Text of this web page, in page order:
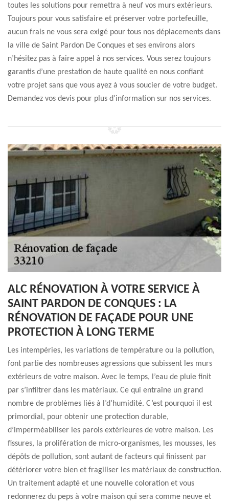
toutes les solutions pour remettra à neuf vos murs extérieurs.
Toujours pour vous satisfaire et préserver votre portefeuille,
aucun frais ne vous sera exigé pour tous nos déplacements dans
la ville de Saint Pardon De Conques et ses environs alors
n’hésitez pas à faire appel à nos services. Vous serez toujours
garantis d’une prestation de haute qualité en nous confiant
votre projet sans que vous ayez à vous soucier de votre budget.
Demandez vos devis pour plus d’information sur nos services.
ALC RÉNOVATION À VOTRE SERVICE À
SAINT PARDON DE CONQUES : LA
RÉNOVATION DE FAÇADE POUR UNE
PROTECTION À LONG TERME
Les intempéries, les variations de température ou la pollution,
font partie des nombreuses agressions que subissent les murs
extérieurs de votre maison. Avec le temps, l’eau de pluie finit
par s’infiltrer dans les matériaux. Ce qui entraîne un grand
nombre de problèmes liés à l’d’humidité. C’est pourquoi il est
primordial, pour obtenir une protection durable,
d’imperméabiliser les parois extérieures de votre maison. Les
fissures, la prolifération de micro-organismes, les mousses, les
dépôts de pollution, sont autant de facteurs qui finissent par
détériorer votre bien et fragiliser les matériaux de construction.
Un traitement adapté et une nouvelle coloration et vous
redonnerez du peps à votre maison qui sera comme neuve et